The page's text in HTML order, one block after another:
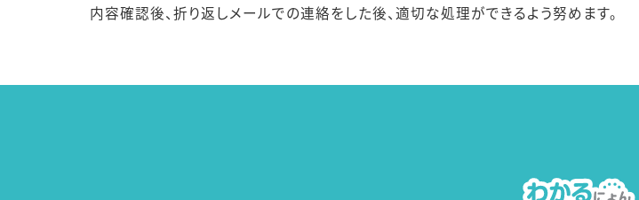
内容確認後、折り返しメールでの連絡をした後、適切な処理ができるよう努めます。